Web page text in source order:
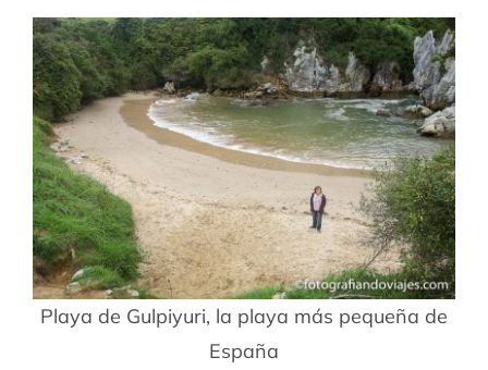
Playa de Gulpiyuri, la playa más pequeña de
España